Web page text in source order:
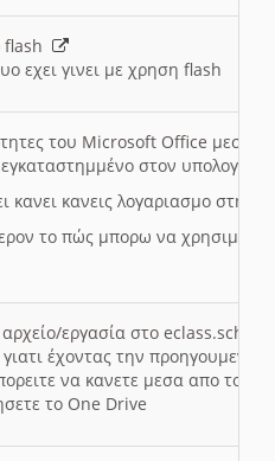
flash
εχει γινει με χρηση flash
του Microsoft Office μεσω
στον
κανει κανεις λογαριασμο στη
το πώς μπορω να
εργασία στο eclass.sch.gr
γιατι έχοντας την
να κανετε μεσα απο το
το One Drive